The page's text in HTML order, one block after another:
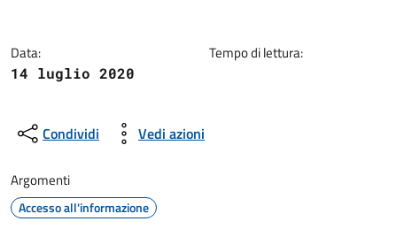
Data:
14 luglio 2020
Tempo di lettura:
Condividi Vedi azioni
Argomenti
Accesso all'informazione